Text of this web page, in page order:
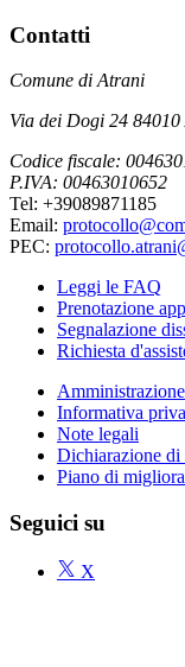
Contatti
Comune di Atrani
Via dei Dogi 24 84010
Codice fiscale:
P.IVA: 00463010652
Tel: +39089871185
Email:
PEC:
Leggi le FAQ
Prenotazione
Segnalazione
Richiesta
Informativa
Note legali
Dichiarazione di
Piano di
Seguici su
X